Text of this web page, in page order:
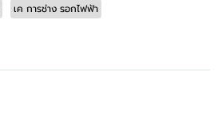
เค การช่าง รอกไฟฟ้า